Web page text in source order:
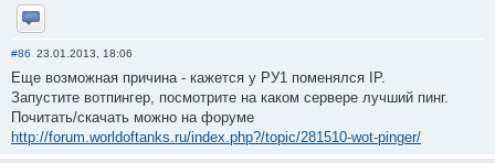
Отправить личное сообщение
#86 23.01.2013, 18:06
Еще возможная причина - кажется у РУ1 поменялся IP.
Запустите вотпингер, посмотрите на каком сервере лучший пинг.
Почитать/скачать можно на форуме
http://forum.worldoftanks.ru/index.php?/topic/281510-wot-pinger/